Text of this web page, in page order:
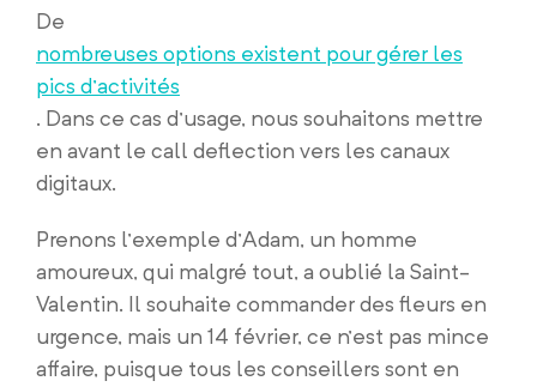
De
nombreuses options existent pour gérer les
pics d’activités
. Dans ce cas d’usage, nous souhaitons mettre
en avant le call deflection vers les canaux
digitaux.
Prenons l’exemple d’Adam, un homme
amoureux, qui malgré tout, a oublié la Saint-
Valentin. Il souhaite commander des fleurs en
urgence, mais un 14 février, ce n’est pas mince
affaire, puisque tous les conseillers sont en